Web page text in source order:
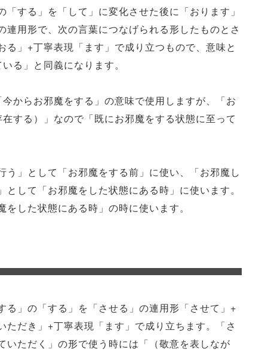
する」を「して」に変化させた後に「おります」
用形で、次の言葉につなげられる形したものとさ
」+丁寧表現「ます」で成り立つもので、意味と
る」と同義になります。
からお邪魔をする」の意味で使用しますが、「お
する）」なので「既にお邪魔をする状態に至って
」として「お邪魔をする前」に使い、「お邪魔し
して「お邪魔をした状態にある時」に使います。
した状態にある時」の時に使います。
る」の「する」を「させる」の連用形「させて」+
ただき」+丁寧表現「ます」で成り立ちます。「さ
ただく」の形で使う時には「（敬意を表しなが